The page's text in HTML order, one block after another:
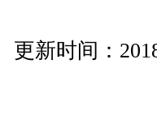
更新时间：